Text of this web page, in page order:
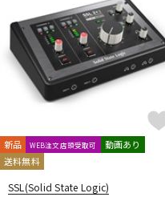
新品 WEB注文店頭受取可
動画あり
送料無料
SSL(Solid State Logic)